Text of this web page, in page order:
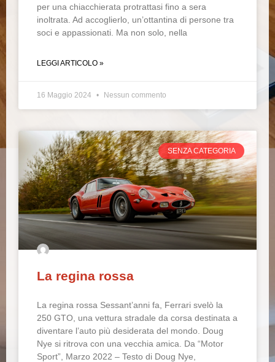
per una chiacchierata protrattasi fino a sera
inoltrata. Ad accoglierlo, un’ottantina di persone tra
soci e appassionati. Ma non solo, nella
LEGGI ARTICOLO »
16 Maggio 2024 Nessun commento
SENZA CATEGORIA
La regina rossa
La regina rossa Sessant’anni fa, Ferrari svelò la
250 GTO, una vettura stradale da corsa destinata a
diventare l’auto più desiderata del mondo. Doug
Nye si ritrova con una vecchia amica. Da “Motor
Sport”, Marzo 2022 – Testo di Doug Nye,